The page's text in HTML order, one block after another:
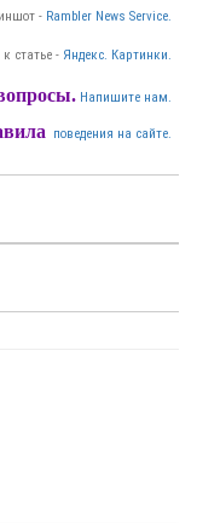
- Rambler News Service.
статье - Яндекс. Картинки.
Напишите нам.
поведения на сайте.